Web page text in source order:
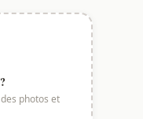
photos et